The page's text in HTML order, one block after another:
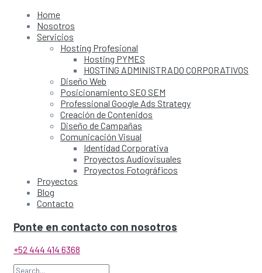
Home
Nosotros
Servicios
Hosting Profesional
Hosting PYMES
HOSTING ADMINISTRADO CORPORATIVOS
Diseño Web
Posicionamiento SEO SEM
Professional Google Ads Strategy
Creación de Contenidos
Diseño de Campañas
Comunicación Visual
Identidad Corporativa
Proyectos Audiovisuales
Proyectos Fotográficos
Proyectos
Blog
Contacto
Ponte en contacto con nosotros
+52 444 414 6368